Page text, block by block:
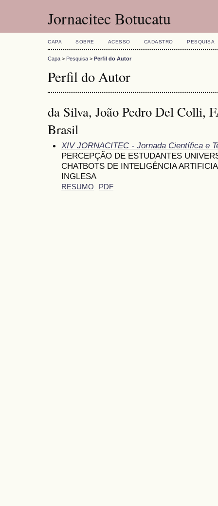
Jornacitec Botucatu
CAPA SOBRE ACESSO CADASTRO PESQUISA
Capa > Pesquisa > Perfil do Autor
Perfil do Autor
da Silva, João Pedro Del Colli,
Brasil
XIV JORNACITEC - Jornada Científica e
PERCEPÇÃO DE ESTUDANTES
CHATBOTS DE INTELIGÊNCIA
INGLESA
RESUMO PDF